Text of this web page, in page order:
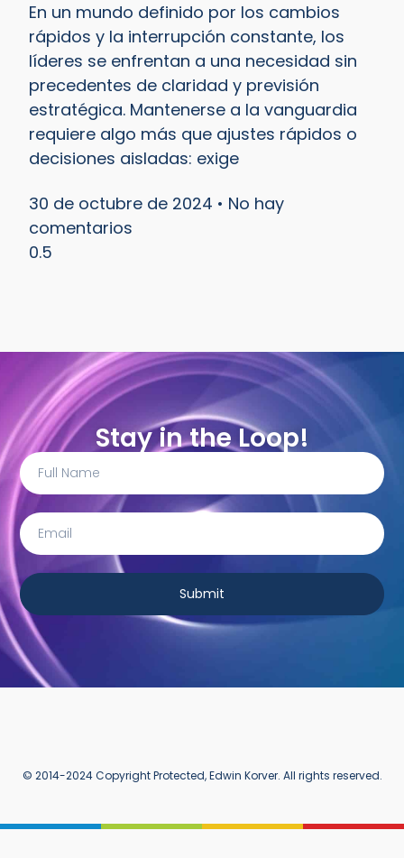
En un mundo definido por los cambios
rápidos y la interrupción constante, los
líderes se enfrentan a una necesidad sin
precedentes de claridad y previsión
estratégica. Mantenerse a la vanguardia
requiere algo más que ajustes rápidos o
decisiones aisladas: exige
30 de octubre de 2024
No hay
comentarios
Stay in the Loop!
Submit
© 2014-2024 Copyright Protected, Edwin Korver. All rights reserved.